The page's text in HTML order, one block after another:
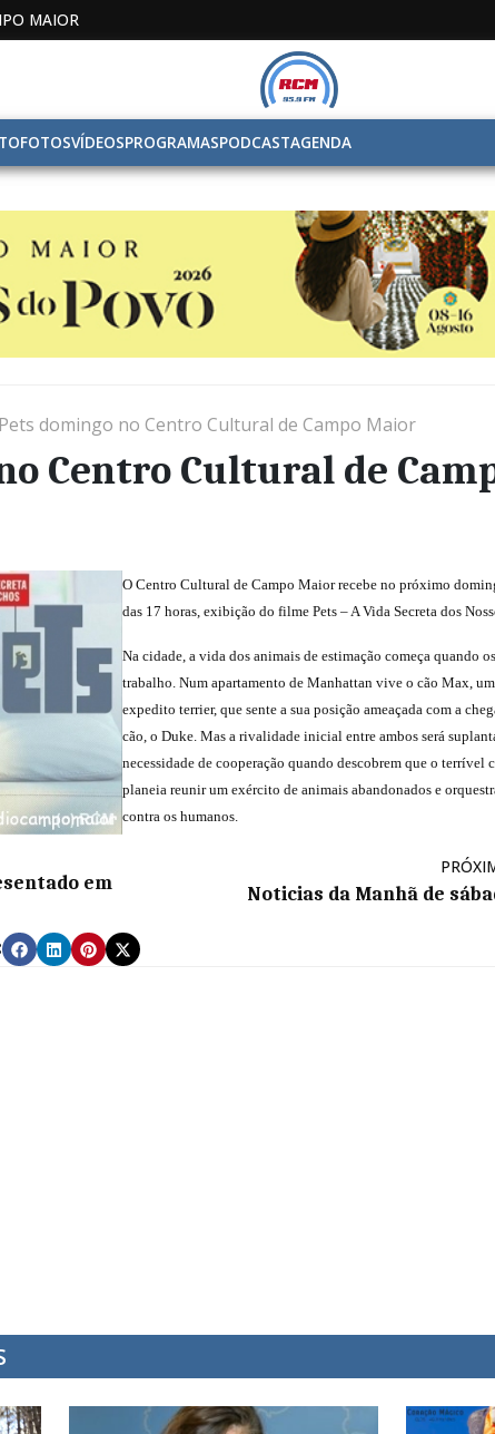
MAIOR
FOTOSVÍDEOSPROGRAMASPODCASTAGENDA
Pets domingo no Centro Cultural de Campo Maior
no Centro Cultural de
O Centro Cultural de Campo Maior recebe no próximo
das 17 horas, exibição do filme Pets – A Vida Secreta dos
Na cidade, a vida dos animais de estimação começa quando
trabalho. Num apartamento de Manhattan vive o cão Max,
expedito terrier, que sente a sua posição ameaçada com a
cão, o Duke. Mas a rivalidade inicial entre ambos será
necessidade de cooperação quando descobrem que o terrível
planeia reunir um exército de animais abandonados e
contra os humanos.
em
Noticias da Manhã de